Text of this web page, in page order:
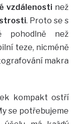
vzdálenosti než
. Proto se s
pohodlně než
teze, nicméně
makra
kompakt ostří
se potřebujeme